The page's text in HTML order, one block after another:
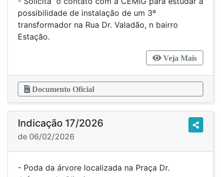
possibilidade de instalação de um 3º
transformador na Rua Dr. Valadão, n bairro
Estação.
Veja Mais
Documento Oficial
Indicação 17/2026
de 06/02/2026
- Poda da árvore localizada na Praça Dr.